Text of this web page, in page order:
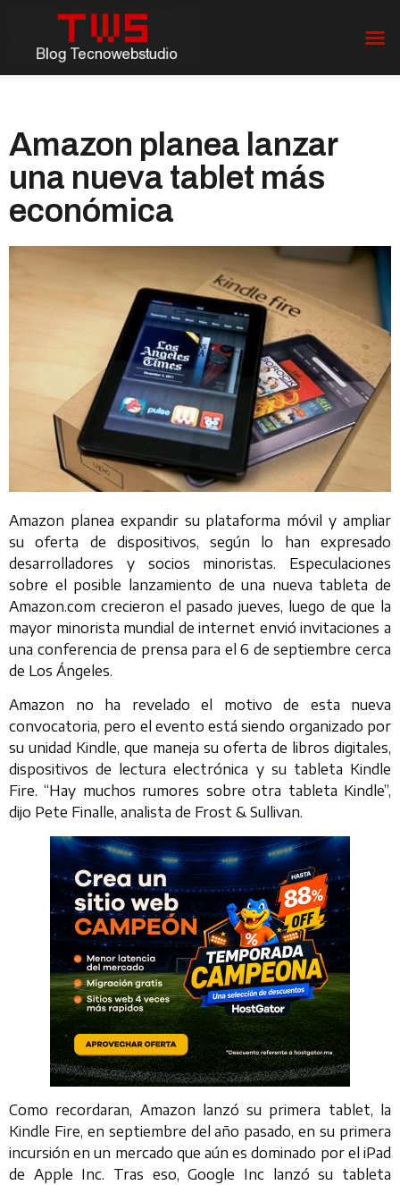
Amazon planea lanzar
una nueva tablet más
económica
Amazon planea expandir su plataforma móvil y ampliar
su oferta de dispositivos, según lo han expresado
desarrolladores y socios minoristas. Especulaciones
sobre el posible lanzamiento de una nueva tableta de
Amazon.com crecieron el pasado jueves, luego de que la
mayor minorista mundial de internet envió invitaciones a
una conferencia de prensa para el 6 de septiembre cerca
de Los Ángeles.
Amazon no ha revelado el motivo de esta nueva
convocatoria, pero el evento está siendo organizado por
su unidad Kindle, que maneja su oferta de libros digitales,
dispositivos de lectura electrónica y su tableta Kindle
Fire. “Hay muchos rumores sobre otra tableta Kindle”,
dijo Pete Finalle, analista de Frost & Sullivan.
Como recordaran, Amazon lanzó su primera tablet, la
Kindle Fire, en septiembre del año pasado, en su primera
incursión en un mercado que aún es dominado por el iPad
de Apple Inc. Tras eso, Google Inc lanzó su tableta